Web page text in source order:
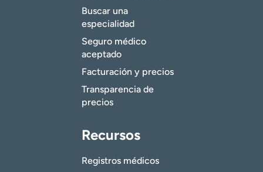
Buscar una
especialidad
Seguro médico
aceptado
Facturación y precios
Transparencia de
precios
Recursos
Registros médicos